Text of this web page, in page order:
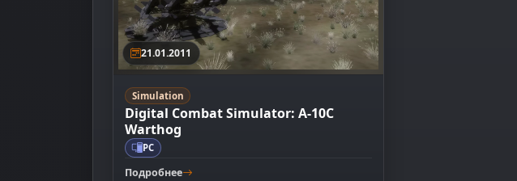
21.01.2011
Simulation
Digital Combat Simulator: A-10C
Warthog
PC
Подробнее